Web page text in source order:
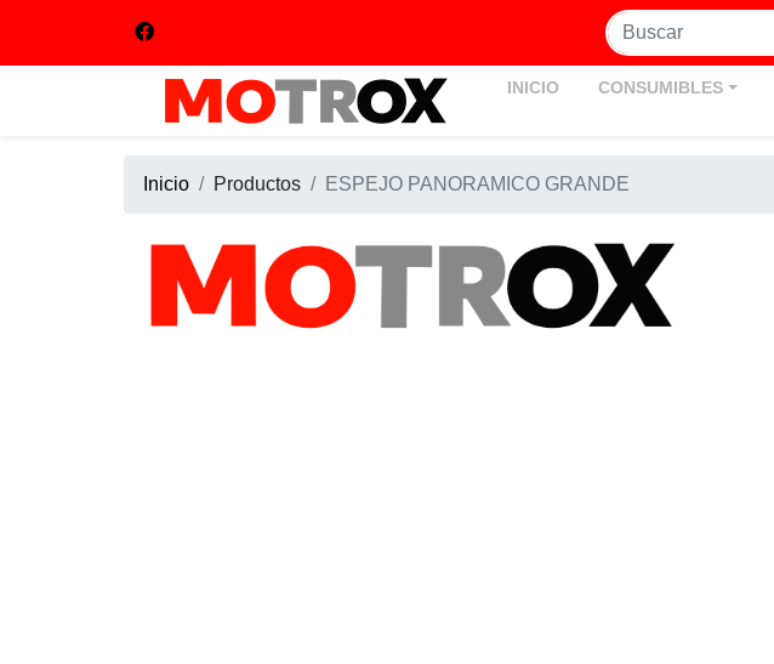
INICIO CONSUMIBLES
Inicio Productos ESPEJO PANORAMICO GRANDE